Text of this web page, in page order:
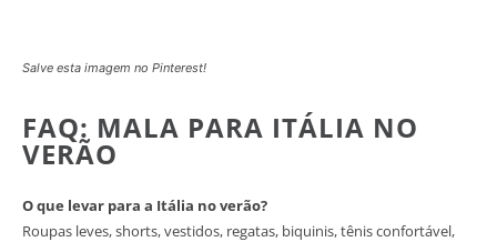
Salve esta imagem no Pinterest!
FAQ: MALA PARA ITÁLIA NO
VERÃO
O que levar para a Itália no verão?
Roupas leves, shorts, vestidos, regatas, biquinis, tênis confortável,